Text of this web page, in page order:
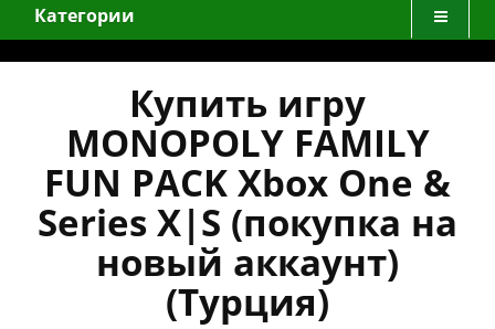
Категории
Купить игру
MONOPOLY FAMILY
FUN PACK Xbox One &
Series X|S (покупка на
новый аккаунт)
(Турция)